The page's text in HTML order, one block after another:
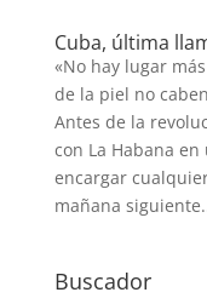
Cuba, última
«No hay lugar
de la piel no
Antes de la
con La Habana
encargar
mañana
Buscador